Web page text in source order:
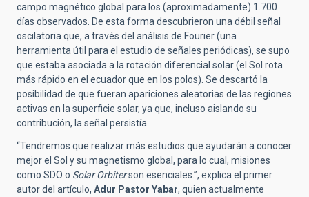
campo magnético global para los (aproximadamente) 1.700
días observados. De esta forma descubrieron una débil señal
oscilatoria que, a través del análisis de Fourier (una
herramienta útil para el estudio de señales periódicas), se supo
que estaba asociada a la rotación diferencial solar (el Sol rota
más rápido en el ecuador que en los polos). Se descartó la
posibilidad de que fueran apariciones aleatorias de las regiones
activas en la superficie solar, ya que, incluso aislando su
contribución, la señal persistía.
“Tendremos que realizar más estudios que ayudarán a conocer
mejor el Sol y su magnetismo global, para lo cual, misiones
como SDO o Solar Orbiterson esenciales.”, explica el primer
autor del artículo, Adur Pastor Yabar, quien actualmente